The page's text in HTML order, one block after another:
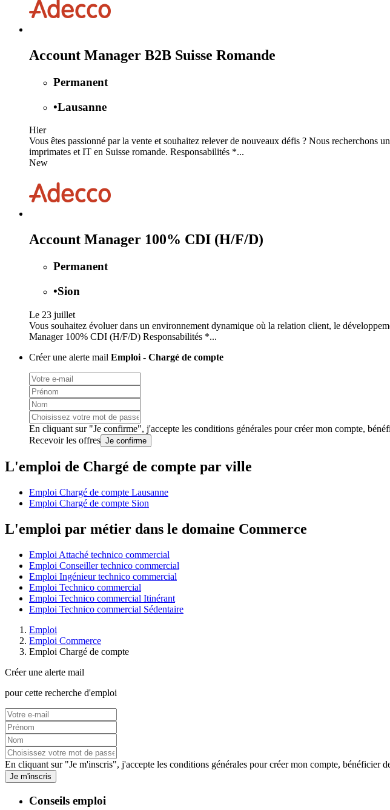
Account Manager B2B Suisse Romande
Permanent
•Lausanne
Hier
Vous êtes passionné par la vente et souhaitez relever de nouveaux défis ? Nous recherchons
imprimates et IT en Suisse romande. Responsabilités *...
New
Account Manager 100% CDI (H/F/D)
Permanent
•Sion
Le 23 juillet
Vous souhaitez évoluer dans un environnement dynamique où la relation client, le
Manager 100% CDI (H/F/D) Responsabilités *...
Créer une alerte mail Emploi - Chargé de compte
En cliquant sur "Je confirme", j'accepte les conditions générales pour créer mon compte,
Recevoir les offres Je confirme
L'emploi de Chargé de compte par ville
Emploi Chargé de compte Lausanne
Emploi Chargé de compte Sion
L'emploi par métier dans le domaine Commerce
Emploi Attaché technico commercial
Emploi Conseiller technico commercial
Emploi Ingénieur technico commercial
Emploi Technico commercial
Emploi Technico commercial Itinérant
Emploi Technico commercial Sédentaire
Emploi
Emploi Commerce
Emploi Chargé de compte
Créer une alerte mail
pour cette recherche d'emploi
En cliquant sur "Je m'inscris", j'accepte les conditions générales pour créer mon compte, bénéficier
Je m'inscris
Conseils emploi